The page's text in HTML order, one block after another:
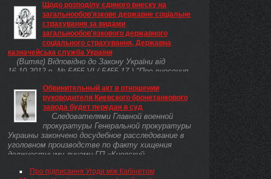
Щодо розподілу єдиного внеску на
загальнообов'язкове державне соціальне
страхування за видами
загальнообов'язкового державного
соціального страхування, Державна
казначейська служба України
(Витяг) Відповідно до Закону України від
16.10.2012 р. № 5455-VI ( 5455-17 ) "Про внесення
облік єдиного внеску на загальнообов'язкове
державне соціальне страхування" з 01.01.2013 р.
змінюються пропорції розподілу єдиного внеску на
загальнообов'язкове державне соціальне
страхування за видами загальнообов'язкового
державного соціального страхування.
Обвинительный акт в отношении
руководителя Киевского бронетанкового
завода будет передан в суд
Следователями Главной военной
прокуратуры Генеральной прокуратуры
Украины закончено досудебное расследование в
уголовном производстве по факту хищения
должностными лицами ГП «Киевский
Про підписання Угоди між Кабінетом